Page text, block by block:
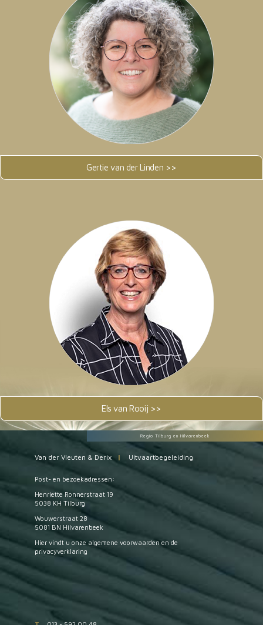
Gertie van der Linden >>
Els van Rooij >>
Regio Tilburg en Hilvarenbeek
Van der Vleuten & Derix | Uitvaartbegeleiding
Post- en bezoekadressen:
Henriette Ronnerstraat 19
5038 KH Tilburg
Wouwerstraat 28
5081 BN Hilvarenbeek
Hier vindt u onze algemene voorwaardenen de
privacyverklaring